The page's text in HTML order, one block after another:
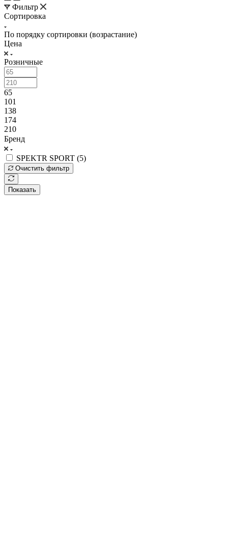
Фильтр
Сортировка
По порядку сортировки (возрастание)
Цена
Розничные
65
101
138
174
210
Бренд
SPEKTR SPORT (5)
Очистить фильтр
Показать